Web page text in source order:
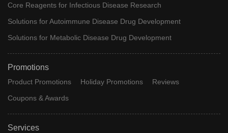
Core Reagents for Infectious Disease Research
Solutions for Autoimmune Disease Drug Development
Solutions for Metabolic Disease Drug Development
Promotions
Product Promotions Holiday Promotions
Reviews
Coupons & Awards
Services